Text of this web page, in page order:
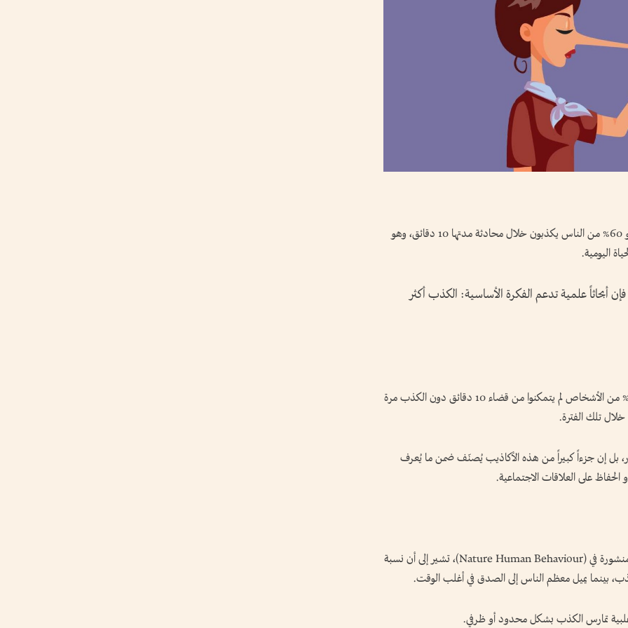
كشفت إحصائية صادرة من جامعة أمريكية أن نحو 60% من الناس يكذبون خلال محادثة مدتها 10 دقائق، وهو
اليومية.
فإن أبحاثاً علمية تدعم الفكرة الأساسية: الكذب أكثر
تشير دراسة من جامعة ماساتشوستس إلى أن 60% من الأشخاص لم يتمكنوا من قضاء 10 دقائق دون الكذب مرة
تلك الفترة.
بل إن جزءاً كبيراً من هذه الأكاذيب يُصنّف ضمن ما يُعرف
على العلاقات الاجتماعية.
لكن الصورة ليست متساوية بين الجميع، فأبحاث منشورة في (Nature Human Behaviour)، تشير إلى أن نسبة
بينما يميل معظم الناس إلى الصدق في أغلب الوقت.
تمارس الكذب بشكل محدود أو ظرفي.